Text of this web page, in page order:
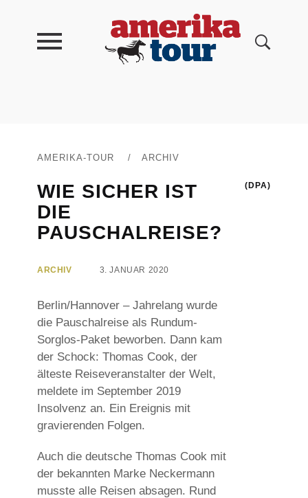
AMERIKA-TOUR / ARCHIV
WIE SICHER IST
DIE
PAUSCHALREISE?
(DPA)
ARCHIV 3. JANUAR 2020
Berlin/Hannover – Jahrelang wurde
die Pauschalreise als Rundum-
Sorglos-Paket beworben. Dann kam
der Schock: Thomas Cook, der
älteste Reiseveranstalter der Welt,
meldete im September 2019
Insolvenz an. Ein Ereignis mit
gravierenden Folgen.
Auch die deutsche Thomas Cook mit
der bekannten Marke Neckermann
musste alle Reisen absagen. Rund